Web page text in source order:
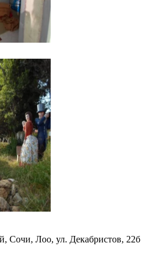
Сочи, Лоо, ул. Декабристов, 22б